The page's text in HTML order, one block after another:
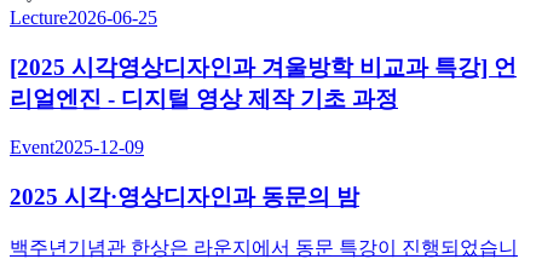
Lecture2026-06-25
[2025 시각영상디자인과 겨울방학 비교과 특강] 언
리얼엔진 - 디지털 영상 제작 기초 과정
Event2025-12-09
2025 시각·영상디자인과 동문의 밤
백주년기념관 한상은 라운지에서 동문 특강이 진행되었습니